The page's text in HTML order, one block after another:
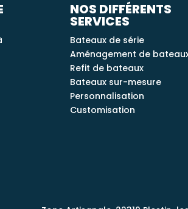
NOS DIFFÉRENTS
SERVICES
Bateaux de série
Aménagement de
Refit de bateaux
Bateaux sur-mesure
Personnalisation
Customisation